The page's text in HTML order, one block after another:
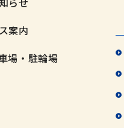
案内
場・駐輪場